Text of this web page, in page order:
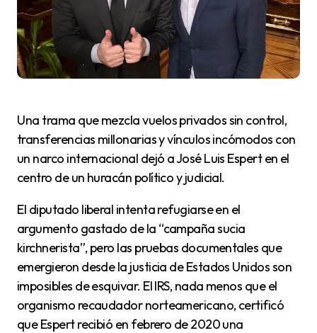
Una trama que mezcla vuelos privados sin control,
transferencias millonarias y vínculos incómodos con
un narco internacional dejó a José Luis Espert en el
centro de un huracán político y judicial.
El diputado liberal intenta refugiarse en el
argumento gastado de la “campaña sucia
kirchnerista”, pero las pruebas documentales que
emergieron desde la justicia de Estados Unidos son
imposibles de esquivar. El IRS, nada menos que el
organismo recaudador norteamericano, certificó
que Espert recibió en febrero de 2020 una